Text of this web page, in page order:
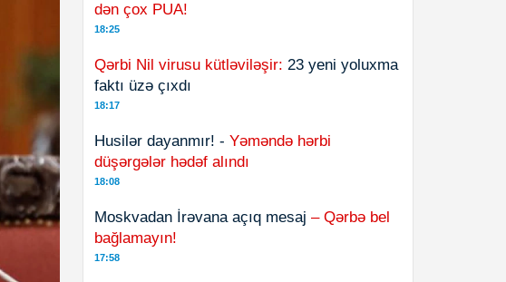
dən çox PUA!
18:25
Qərbi Nil virusu kütləviləşir: 23 yeni yoluxma
faktı üzə çıxdı
18:17
Husilər dayanmır! - Yəməndə hərbi
düşərgələr hədəf alındı
18:08
Moskvadan İrəvana açıq mesaj – Qərbə bel
bağlamayın!
17:58